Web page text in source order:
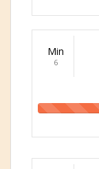
Min
6